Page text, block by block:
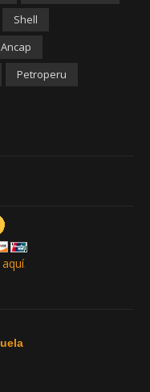
Shell
Ancap
Petroperu
aquí.